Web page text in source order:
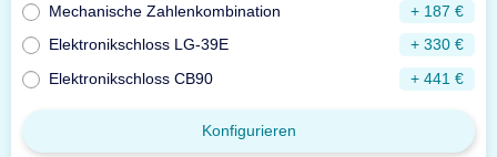
Mechanische Zahlenkombination
+ 187 €
Elektronikschloss LG-39E
+ 330 €
Elektronikschloss CB90
+ 441 €
Konfigurieren